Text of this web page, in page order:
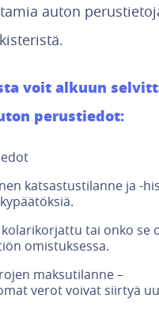
auton
voit alkuun
perustiedot:
katsastustilanne ja -
tai onko se
omistuksessa.
maksutilanne –
verot voivat siirtyä